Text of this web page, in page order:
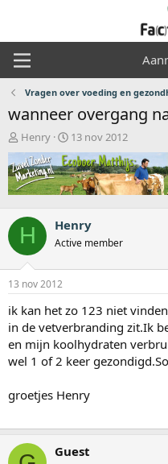
Vragen over voeding en
wanneer overgang
O
n
d
e
r
e
r
p
s
t
a
r
t
e
r
Henry
S
t
a
r
t
a
t
m
13 nov 2012
H Henry
Active member
13 nov 2012
ik kan het zo 123 niet
in de vetverbranding zit.Ik
en mijn koolhydraten
wel 1 of 2 keer
groetjes Henry
Guest